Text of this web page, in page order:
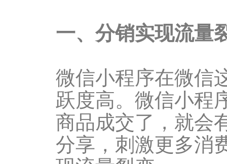
一、分销实现流量
微信小程序在微信
跃度高。微信小程
商品成交了，就会
分享，刺激更多消